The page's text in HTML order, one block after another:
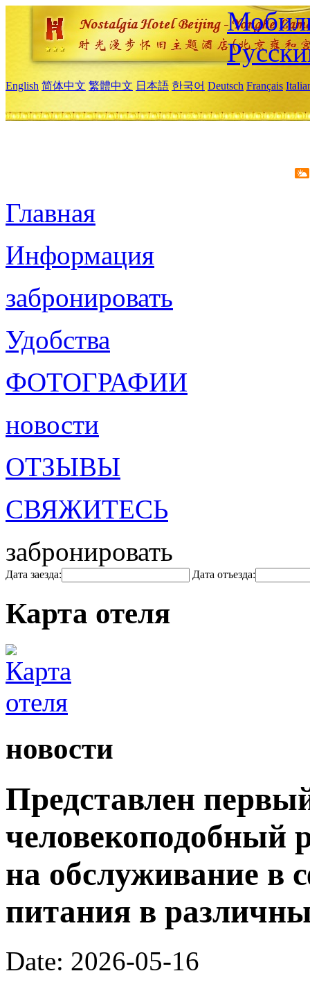
English 简体中文 繁體中文 日本語 한국어 Deutsch Français
Главная
Информация
забронировать
Удобства
ФОТОГРАФИИ
новости
ОТЗЫВЫ
СВЯЖИТЕСЬ
забронировать
Дата заезда: Дата отъезда:
Карта отеля
новости
Представлен
человекоподобный
на обслуживание в
питания в
Date: 2026-05-16